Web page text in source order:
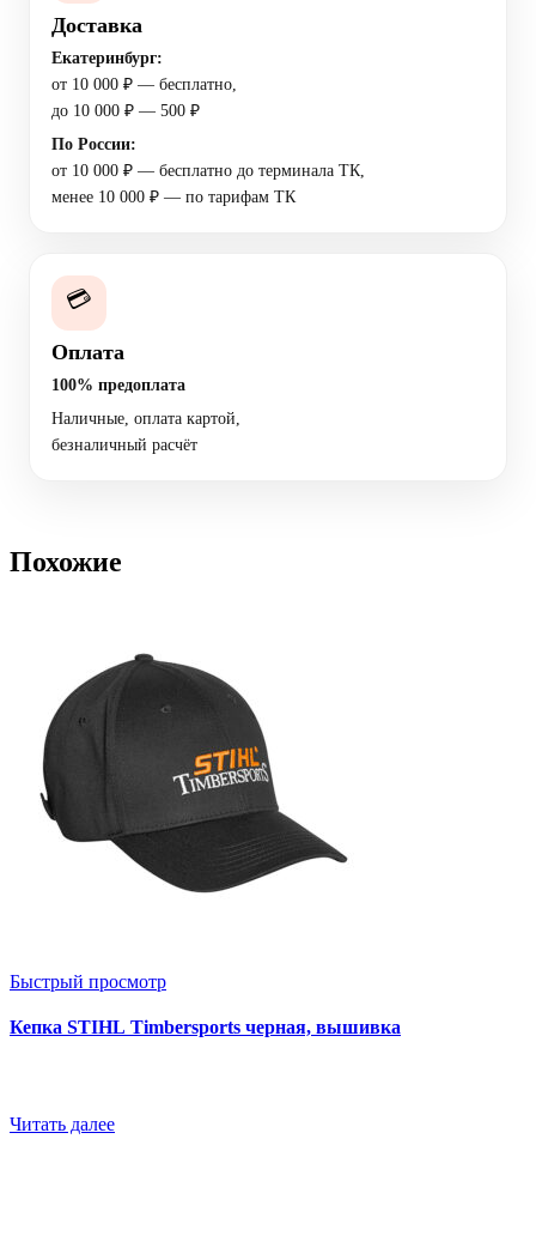
Доставка
Екатеринбург:
от 10 000 ₽ — бесплатно,
до 10 000 ₽ — 500 ₽
По России:
от 10 000 ₽ — бесплатно до терминала ТК,
менее 10 000 ₽ — по тарифам ТК
💳
Оплата
100% предоплата
Наличные, оплата картой,
безналичный расчёт
Похожие
Быстрый просмотр
Кепка STIHL Timbersports черная, вышивка
Читать далее